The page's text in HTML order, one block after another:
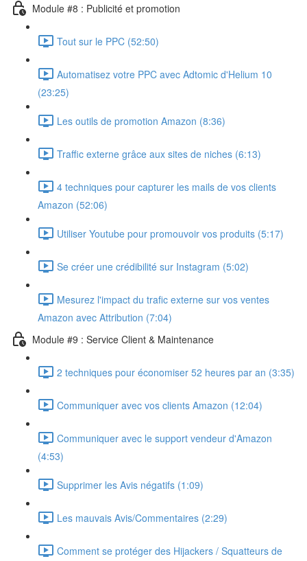
Module #8 : Publicité et promotion
Tout sur le PPC (52:50)
Automatisez votre PPC avec Adtomic d'Helium 10
(23:25)
Les outils de promotion Amazon (8:36)
Traffic externe grâce aux sites de niches (6:13)
4 techniques pour capturer les mails de vos clients
Amazon (52:06)
Utiliser Youtube pour promouvoir vos produits (5:17)
Se créer une crédibilité sur Instagram (5:02)
Mesurez l'impact du trafic externe sur vos ventes
Amazon avec Attribution (7:04)
Module #9 : Service Client & Maintenance
2 techniques pour économiser 52 heures par an (3:35)
Communiquer avec vos clients Amazon (12:04)
Communiquer avec le support vendeur d'Amazon
(4:53)
Supprimer les Avis négatifs (1:09)
Les mauvais Avis/Commentaires (2:29)
Comment se protéger des Hijackers / Squatteurs de